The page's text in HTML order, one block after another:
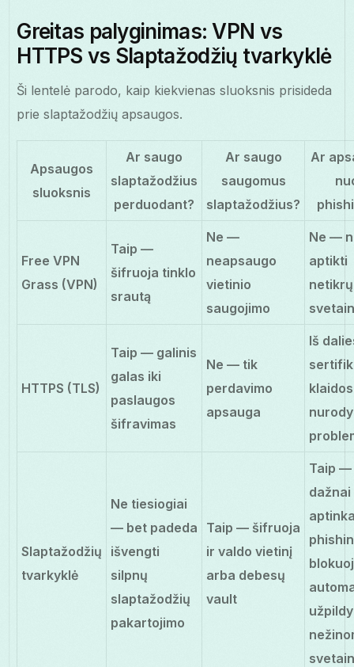
Greitas palyginimas: VPN vs
HTTPS vs Slaptažodžių tvarkyklė
Ši lentelė parodo, kaip kiekvienas sluoksnis prisideda
prie slaptažodžių apsaugos.
Apsaugos
sluoksnis
Ar saugo
slaptažodžius
perduodant?
Ar saugo
saugomus
slaptažodžius?
Ar
Free VPN
Grass (VPN)
Taip —
šifruoja tinklo
srautą
Ne —
neapsaugo
vietinio
saugojimo
Ne —
aptikti
netikrų
HTTPS (TLS)
Taip — galinis
galas iki
paslaugos
šifravimas
Ne — tik
perdavimo
apsauga
Iš
Slaptažodžių
tvarkyklė
Ne tiesiogiai
— bet padeda
išvengti
silpnų
slaptažodžių
pakartojimo
Taip — šifruoja
ir valdo vietinį
arba debesų
vault
Taip —
dažnai